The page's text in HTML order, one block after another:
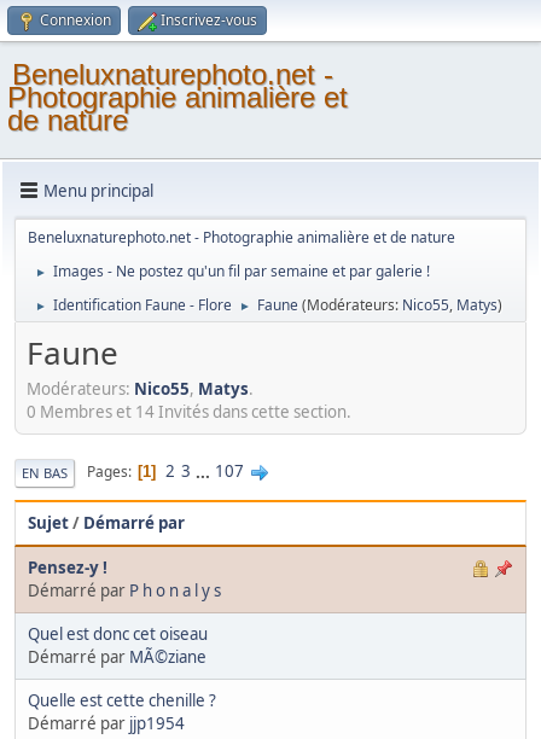
Connexion Inscrivez-vous
Beneluxnaturephoto.net -
Photographie animalière et
de nature
Menu principal
Beneluxnaturephoto.net - Photographie animalière et de nature
► Images - Ne postez qu'un fil par semaine et par galerie !
► Identification Faune - Flore ► Faune(Modérateurs: Nico55, Matys)
Faune
Modérateurs: Nico55, Matys.
0 Membres et 14 Invités dans cette section.
EN BAS Pages 1 2 3 ... 107
Sujet/ Démarré par
Pensez-y !
Démarré par P h o n a l y s
Quel est donc cet oiseau
Démarré par MÃ©ziane
Quelle est cette chenille ?
Démarré par jjp1954